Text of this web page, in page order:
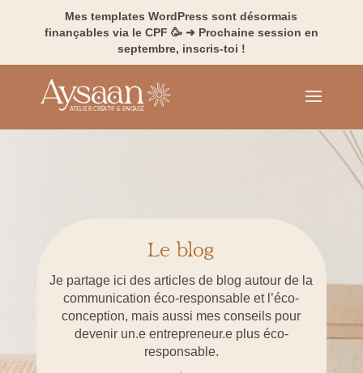
Mes templates WordPress sont désormais
finançables via le CPF 🥳 ➜ Prochaine session en
septembre, inscris-toi !
Le blog
Je partage ici des articles de blog autour de la
communication éco-responsable et l’éco-
conception, mais aussi mes conseils pour
devenir un.e entrepreneur.e plus éco-
responsable.